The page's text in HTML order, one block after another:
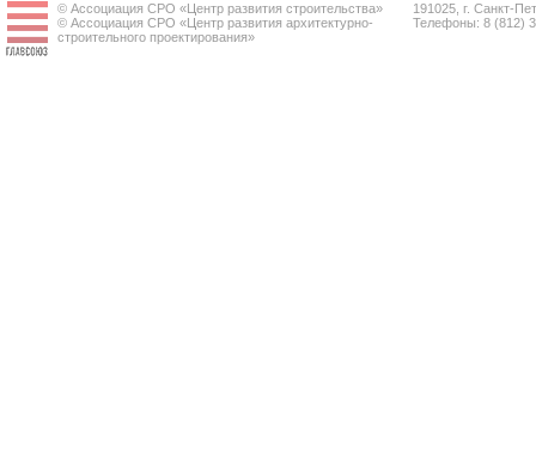
© Ассоциация СРО «Центр развития строительства»
© Ассоциация СРО «Центр развития архитектурно-
строительного проектирования»
191025, г. Санкт-
Телефоны: 8 (812)